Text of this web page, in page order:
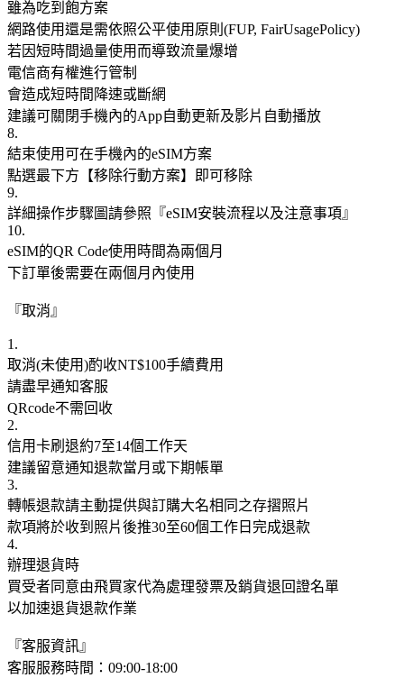
雖為吃到飽方案
網路使用還是需依照公平使用原則(FUP, FairUsagePolicy)
若因短時間過量使用而導致流量爆增
電信商有權進行管制
會造成短時間降速或斷網
建議可關閉手機內的App自動更新及影片自動播放
8.
結束使用可在手機內的eSIM方案
點選最下方【移除行動方案】即可移除
9.
詳細操作步驟圖請參照『eSIM安裝流程以及注意事項』
10.
eSIM的QR Code使用時間為兩個月
下訂單後需要在兩個月內使用
『取消』
1.
取消(未使用)酌收NT$100手續費用
請盡早通知客服
QRcode不需回收
2.
信用卡刷退約7至14個工作天
建議留意通知退款當月或下期帳單
3.
轉帳退款請主動提供與訂購大名相同之存摺照片
款項將於收到照片後推30至60個工作日完成退款
4.
辦理退貨時
買受者同意由飛買家代為處理發票及銷貨退回證名單
以加速退貨退款作業
『客服資訊』
客服服務時間：09:00-18:00